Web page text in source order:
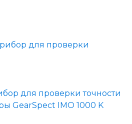
для проверки точности
GearSpect IMO 1000 K